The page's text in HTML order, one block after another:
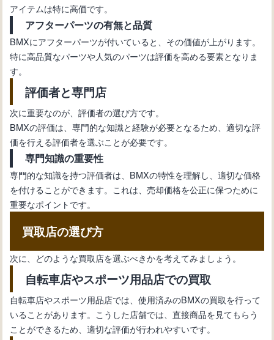
アイテムは特に高価です。
アフターパーツの有無と品質
BMXにアフターパーツが付いていると、その価値が上がります。
特に高品質なパーツや人気のパーツは評価を高める要素となりま
す。
評価者と専門店
次に重要なのが、評価者の選び方です。
BMXの評価は、専門的な知識と経験が必要となるため、適切な評
価を行える評価者を選ぶことが必要です。
専門知識の重要性
専門的な知識を持つ評価者は、BMXの特性を理解し、適切な価格
を付けることができます。これは、売却価格を公正に保つために
重要なポイントです。
買取店の選び方
次に、どのような買取店を選ぶべきかを考えてみましょう。
自転車店やスポーツ用品店での買取
自転車店やスポーツ用品店では、使用済みのBMXの買取を行って
いることがあります。こうした店舗では、直接商品を見てもらう
ことができるため、適切な評価が行われやすいです。